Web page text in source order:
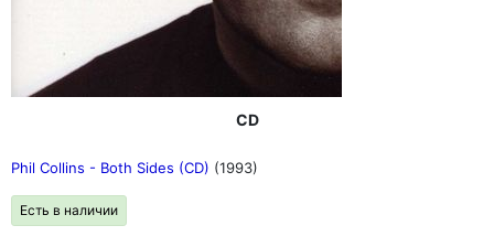
CD
Phil Collins - Both Sides (CD) (1993)
Есть в наличии